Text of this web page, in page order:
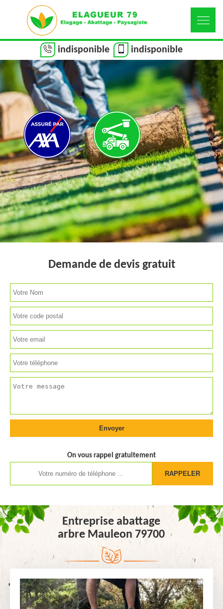
indisponible indisponible
Demande de devis gratuit
On vous rappel gratuitement
Entreprise abattage
arbre Mauleon 79700